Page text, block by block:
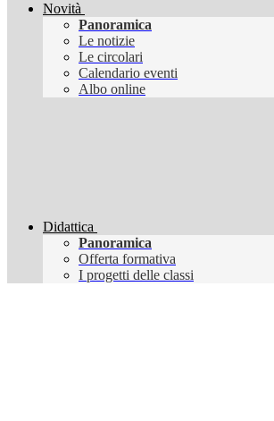
Novità
Panoramica
Le notizie
Le circolari
Calendario eventi
Albo online
Didattica
Panoramica
Offerta formativa
I progetti delle classi